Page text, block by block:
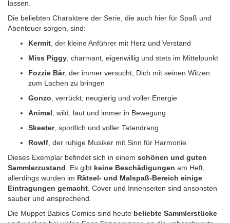
lassen.
Die beliebten Charaktere der Serie, die auch hier für Spaß und
Abenteuer sorgen, sind:
Kermit , der kleine Anführer mit Herz und Verstand
Miss Piggy , charmant, eigenwillig und stets im Mittelpunkt
Fozzie Bär, der immer versucht, Dich mit seinen Witzen
zum Lachen zu bringen
Gonzo , verrückt, neugierig und voller Energie
Animal , wild, laut und immer in Bewegung
Skeeter, sportlich und voller Tatendrang
Rowlf , der ruhige Musiker mit Sinn für Harmonie
Dieses Exemplar befindet sich in einem schönen und guten
Sammlerzustand . Es gibt keine Beschädigungen am Heft,
allerdings wurden im Rätsel- und Malspaß-Bereich einige
Eintragungen gemacht . Cover und Innenseiten sind ansonsten
sauber und ansprechend.
Die Muppet Babies Comics sind heute beliebte Sammlerstücke